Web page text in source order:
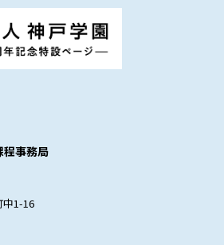
程事務局
中1-16